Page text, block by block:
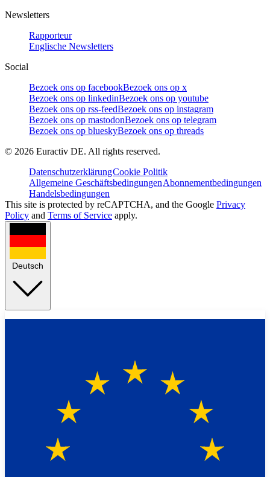
Newsletters
Rapporteur
Englische Newsletters
Social
Bezoek ons op facebookBezoek ons op x
Bezoek ons op linkedinBezoek ons op youtube
Bezoek ons op rss-feedBezoek ons op instagram
Bezoek ons op mastodonBezoek ons op telegram
Bezoek ons op blueskyBezoek ons op threads
© 2026 Euractiv DE. All rights reserved.
DatenschutzerklärungCookie Politik
Allgemeine GeschäftsbedingungenAbonnementbedingungen
Handelsbedingungen
This site is protected by reCAPTCHA, and the Google Privacy
Policy and Terms of Service apply.
Deutsch